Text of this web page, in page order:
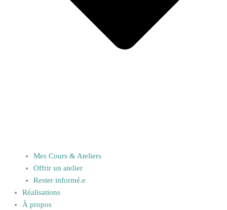
Mes Cours & Ateliers
Offrir un atelier
Rester informé.e
Réalisations
À propos